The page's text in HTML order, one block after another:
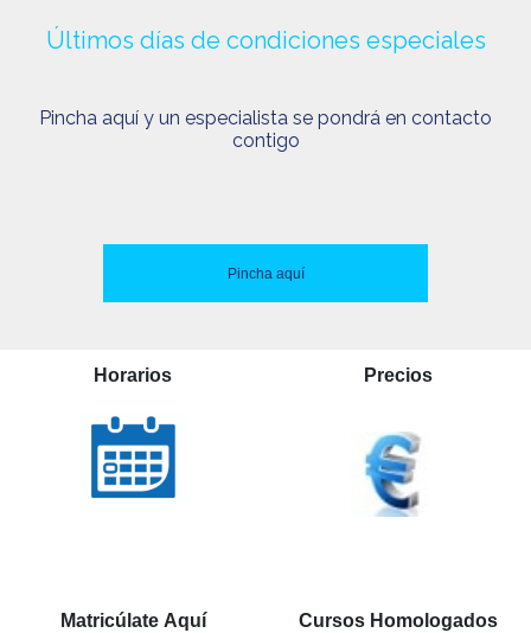
Últimos días de condiciones especiales
Pincha aquí y un especialista se pondrá en contacto
contigo
Pincha aquí
Horarios Precios
Matricúlate Aquí Cursos Homologados